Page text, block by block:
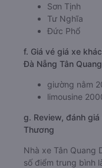
Sơn Tịnh
Tư Nghĩa
Đức Phổ
f. Giá vé giá xe
Đà Nẵng Tân
giường nằm
limousine
g. Review, đánh
Thương
Nhà xe Tân Quang
số điểm trung bình